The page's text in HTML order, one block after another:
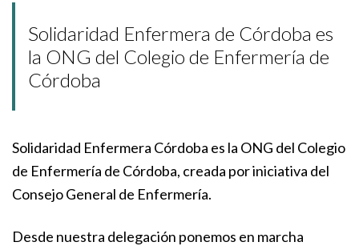
Solidaridad Enfermera de Córdoba es
la ONG del Colegio de Enfermería de
Córdoba
Solidaridad Enfermera Córdoba es la ONG del Colegio
de Enfermería de Córdoba, creada por iniciativa del
Consejo General de Enfermería.
Desde nuestra delegación ponemos en marcha